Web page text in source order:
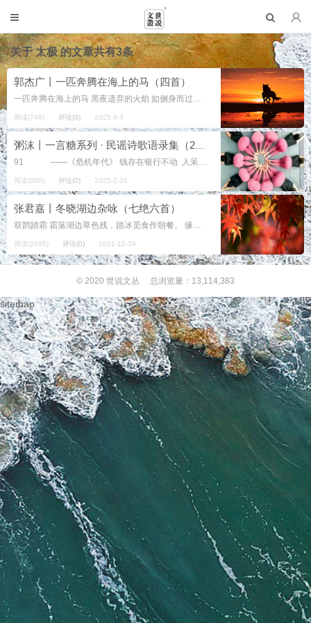
关于太极的文章共有3条
郭杰广丨一匹奔腾在海上的马（四首）
一匹奔腾在海上的马 黑夜遗弃的火焰 如侧身而过的人 我是一匹奔腾在海上的马 悬崖。抬起险峻的头 大海藏着多少蔚蓝 春风，从一片汪洋出发 时光之岸，怀揣一座浪花 加工厂。马蹄...
阅读(746) 评论(0) 2025-9-3
91 ——《危机年代》 钱存在银行不动 人呆在家里不动 水停在冰里不动 粮屯在窖里不...
阅读(900) 评论(0) 2025-2-26
张君嘉丨冬晓湖边杂咏（七绝六首）
双鹊踏霜 霜落湖边草色残，踏冰觅食作朝餐。 缘何未觉严冬冷，仙侣相携能敌寒。 野凫戏水 轻烟笼水起平湖，树影摇天过野凫。 霜冷风寒何所惧，追鱼欢跃...
阅读(2095) 评论(0) 2021-12-29
© 2020 世说文丛 总浏览量：13,114,383
sitemap